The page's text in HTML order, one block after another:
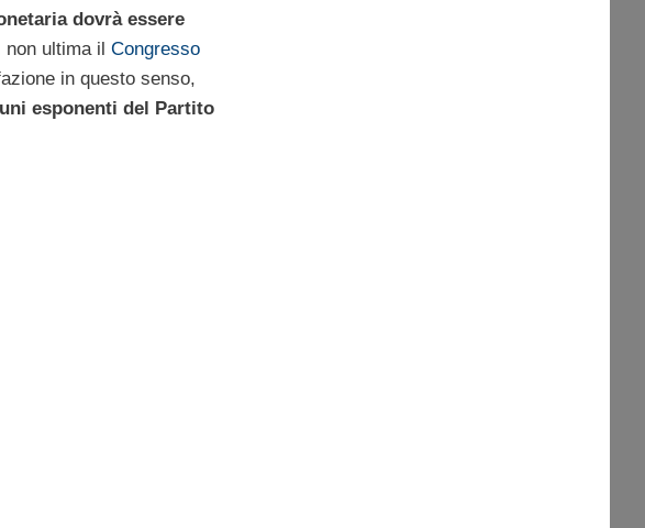
dovrà essere
non ultima il Congresso
in questo senso,
esponenti del Partito